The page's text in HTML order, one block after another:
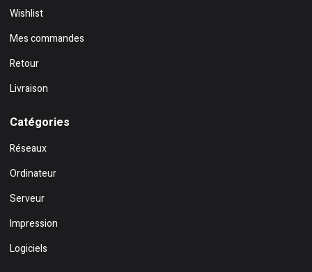
Wishlist
Mes commandes
Retour
Livraison
Catégories
Réseaux
Ordinateur
Serveur
Impression
Logiciels